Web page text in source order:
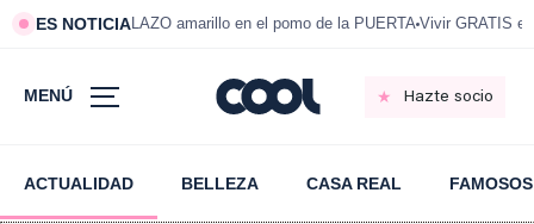
ES NOTICIALAZO amarillo en el pomo de la PUERTA Vivir GRATIS
MENÚ Hazte socio
ACTUALIDAD BELLEZA CASA REAL FAMOSOS